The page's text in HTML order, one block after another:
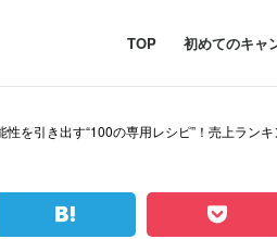
TOP 初めてのキャ
性を引き出す“100の専用レシピ”！売上ラン